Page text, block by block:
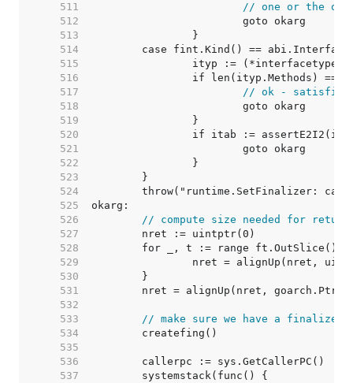
   511
// one or the
   512
   513
   514
   515
   516
   517
// ok - satisfies
   518
   519
   520
   521
   522
   523
   524
   525
   526
// compute size needed for return
   527
   528
   529
   530
   531
   532
   533
// make sure we have a finalizer
   534
   535
   536
   537